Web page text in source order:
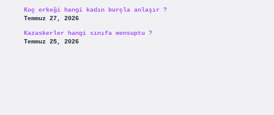
Koç erkeği hangi kadın burçla anlaşır ?
Temmuz 27, 2026
Kazaskerler hangi sınıfa mensuptu ?
Temmuz 25, 2026